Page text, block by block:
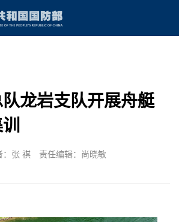
龙岩支队开展舟艇
：张 祺
责任编辑：尚晓敏